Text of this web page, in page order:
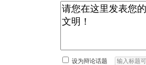
设为辩论话题